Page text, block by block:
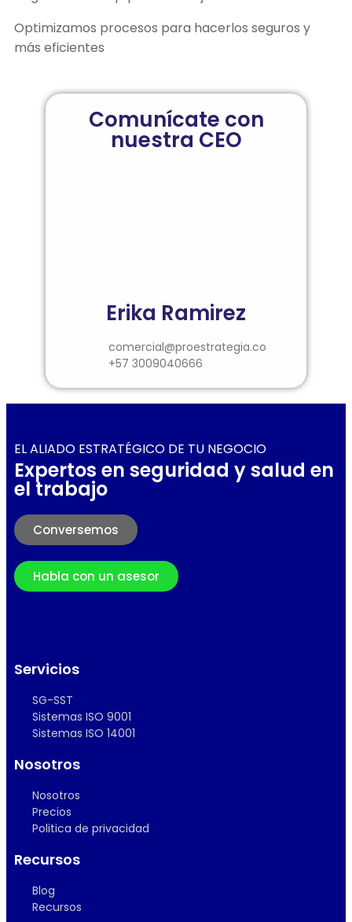
Optimizamos procesos para hacerlos seguros y
más eficientes
Comunícate con
nuestra CEO
Erika Ramirez
comercial@proestrategia.co
+57 3009040666
EL ALIADO ESTRATÉGICO DE TU NEGOCIO
Expertos en seguridad y salud en
el trabajo
Conversemos
Habla con un asesor
Servicios
SG-SST
Sistemas ISO 9001
Sistemas ISO 14001
Nosotros
Nosotros
Precios
Politica de privacidad
Recursos
Blog
Recursos